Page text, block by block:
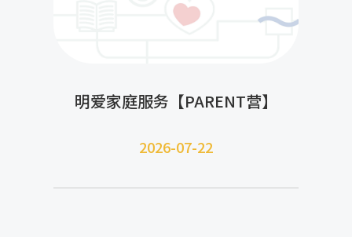
明爱家庭服务【PARENT营】
2026-07-22